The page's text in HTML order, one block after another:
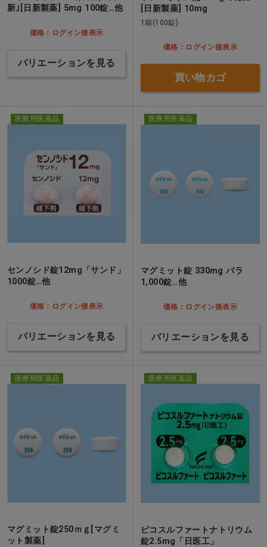
新｣[日新製薬] 5mg 100錠…他
価格：ログイン後表示
バリエーションを見る
[日新製薬] 10mg
1箱(100錠)
価格：ログイン後表示
買い物カゴ
医療用医薬品
センノシド錠12mg「サンド」
1000錠…他
価格：ログイン後表示
バリエーションを見る
医療用医薬品
マグミット錠 330mg バラ
1,000錠…他
価格：ログイン後表示
バリエーションを見る
医療用医薬品
マグミット錠250ｍｇ[マグミ
ット製薬]
医療用医薬品
ピコスルファートナトリウム
錠2.5mg「日医工」